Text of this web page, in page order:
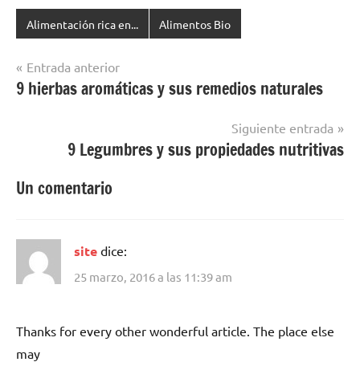
Alimentación rica en... Alimentos Bio
Navegación
de
Entrada anterior
9 hierbas aromáticas y sus remedios naturales
Siguiente entrada
9 Legumbres y sus propiedades nutritivas
Un comentario
site dice:
25 marzo, 2016 a las 11:39 am
Thanks for every other wonderful article. The place else
may